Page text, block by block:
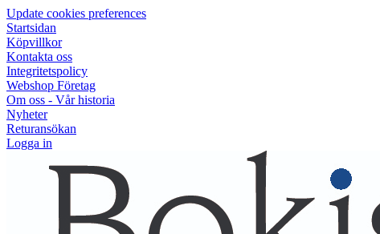
Update cookies preferences
Startsidan
Köpvillkor
Kontakta oss
Integritetspolicy
Webshop Företag
Om oss - Vår historia
Nyheter
Returansökan
Logga in